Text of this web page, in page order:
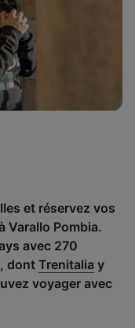
et réservez vos
Varallo Pombia.
avec 270
dont Trenitalia y
voyager avec